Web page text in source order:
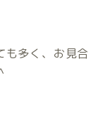
も多く、お見合